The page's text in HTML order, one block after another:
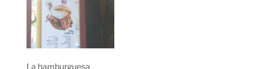
La hamburguesa